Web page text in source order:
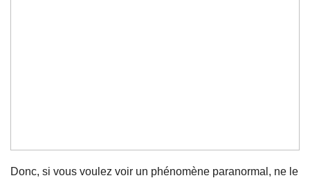
Donc, si vous voulez voir un phénomène paranormal, ne le